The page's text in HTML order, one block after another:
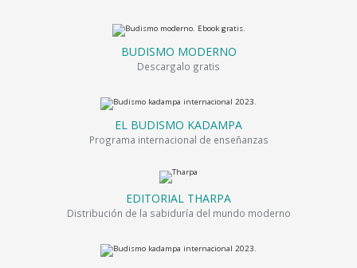
BUDISMO MODERNO
Descargalo gratis
EL BUDISMO KADAMPA
Programa internacional de enseñanzas
EDITORIAL THARPA
Distribución de la sabiduría del mundo moderno